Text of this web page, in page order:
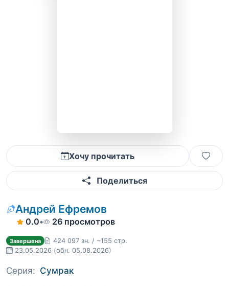
Хочу прочитать
Поделиться
Андрей Ефремов
0.0• 26 просмотров
Завершена
424 097 зн. / ~155 стр.
23.05.2026 (обн. 05.08.2026)
Серия: Сумрак